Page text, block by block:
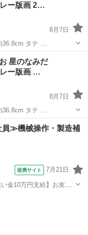
ー版画 2…
8月7日
タテ …
版画
星のなみだ
ー版画 …
8月7日
タテ …
画
≫機械操作・製造補
提携サイト 7月21日
金10万円支給】お友達